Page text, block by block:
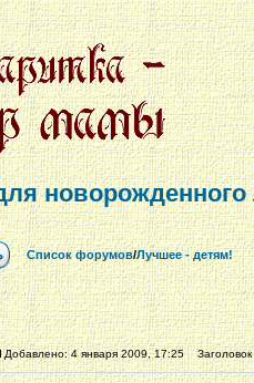
Список форумов/Лучшее - детям!
Добавлено: 4 января 2009, 17:25 Заголовок